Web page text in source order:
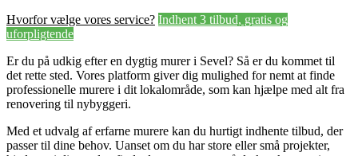
Hvorfor vælge vores service? Indhent 3 tilbud, gratis og
uforpligtende
Er du på udkig efter en dygtig murer i Sevel? Så er du kommet til
det rette sted. Vores platform giver dig mulighed for nemt at finde
professionelle murere i dit lokalområde, som kan hjælpe med alt fra
renovering til nybyggeri.
Med et udvalg af erfarne murere kan du hurtigt indhente tilbud, der
passer til dine behov. Uanset om du har store eller små projekter,